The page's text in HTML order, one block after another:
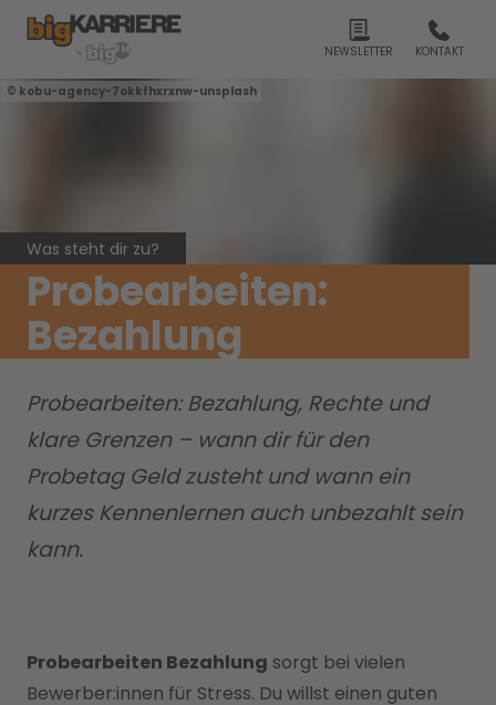
NEWSLETTER KONTAKT
kobu-agency-7okkfhxrxnw-unsplash
Was steht dir zu?
Probearbeiten:
Bezahlung
Probearbeiten: Bezahlung, Rechte und
klare Grenzen – wann dir für den
Probetag Geld zusteht und wann ein
kurzes Kennenlernen auch unbezahlt sein
kann.
Probearbeiten Bezahlung sorgt bei vielen
Bewerber:innen für Stress. Du willst einen guten